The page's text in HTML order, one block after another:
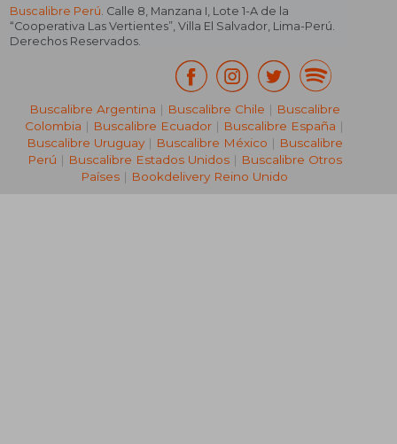
Buscalibre Perú. Calle 8, Manzana I, Lote 1-A de la
“Cooperativa Las Vertientes”, Villa El Salvador, Lima-Perú.
Derechos Reservados.
Buscalibre Argentina | Buscalibre Chile | Buscalibre
Colombia | Buscalibre Ecuador | Buscalibre España |
Buscalibre Uruguay| Buscalibre México | Buscalibre
Perú | Buscalibre Estados Unidos| Buscalibre Otros
Países | Bookdelivery Reino Unido